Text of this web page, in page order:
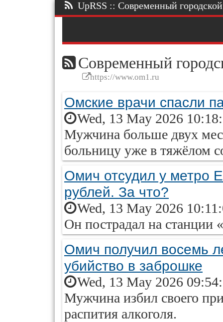
UpRSS :: Современный
Современный
https://www.om1.ru
Омские врачи спасли
Wed, 13 May 2026
Мужчина больше двух
больницу уже в тяжёлом
Омич отсудил у метро
рублей. За что?
Wed, 13 May 2026
Он пострадал на станции
Омич получил восемь
убийство в заброшке
Wed, 13 May 2026
Мужчина избил своего
распития алкоголя.